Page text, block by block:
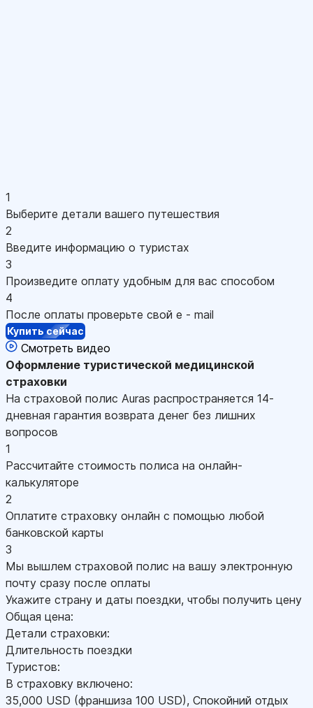
1
Выберите детали вашего путешествия
2
Введите информацию о туристах
3
Произведите оплату удобным для вас способом
4
После оплаты проверьте свой e - mail
Купить сейчас
Смотреть видео
Оформление туристической медицинской
страховки
На страховой полис Auras распространяется 14-
дневная гарантия возврата денег без лишних
вопросов
1
Рассчитайте стоимость полиса на онлайн-
калькуляторе
2
Оплатите страховку онлайн с помощью любой
банковской карты
3
Мы вышлем страховой полис на вашу электронную
почту сразу после оплаты
Укажите страну и даты поездки, чтобы получить цену
Общая цена:
Детали страховки:
Длительность поездки
Туристов:
В страховку включено:
35,000 USD (франшиза 100 USD), Спокойний отдых